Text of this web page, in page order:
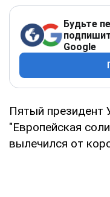
Будьте
Google
Пятый президент
"Европейская
вылечился от